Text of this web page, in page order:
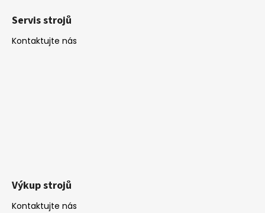
Servis strojů
Kontaktujte nás
Výkup strojů
Kontaktujte nás